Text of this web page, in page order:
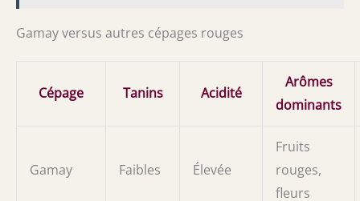
Gamay versus autres cépages rouges
Cépage Tanins Acidité
Arômes
dominants
Gamay Faibles Élevée
Fruits
rouges,
fleurs